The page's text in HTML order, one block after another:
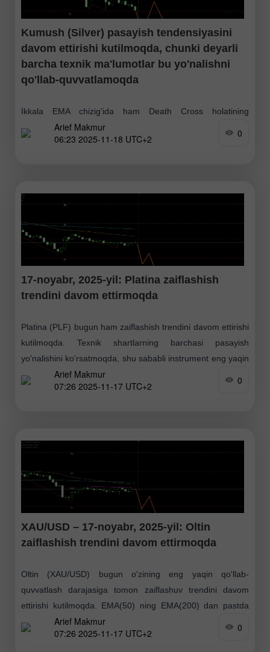
Kumush (Silver) pasayish tendensiyasini
davom ettirishi kutilmoqda, chunki deyarli
barcha texnik ma'lumotlar bu yo'nalishni
qo'llab-quvvatlamoqda
Ikkala EMA chizig'ida ham Death Cross holatining
mavjudligi va RSI'ning neytral-ayiq zonada bo'lishi
kumushdagi zaiflikning davom etish ehtimolini yuqori qiladi.
Arief Makmur
06:23 2025-11-18 UTC+2
0
17-noyabr, 2025-yil: Platina zaiflashish
trendini davom ettirmoqda
Platina (PLF) bugun ham zaiflashish trendini davom ettirishi
kutilmoqda. Texnik shartlarning barchasi pasayish
yo'nalishini ko'rsatmoqda, shu sababli instrument eng yaqin
qo'llab-quvvatlash darajasini test qilish ehtimoliga ega.
Qarshilik 2: 1655.7 Qarshilik
Arief Makmur
07:26 2025-11-17 UTC+2
0
XAU/USD – 17-noyabr, 2025-yil: Oltin
zaiflashish trendini davom ettirmoqda
Oltin (XAU/USD) bugun o'zining eng yaqin qo'llab-
quvvatlash darajasiga tomon zaiflashuv trendini davom
ettirishi kutilmoqda. EMA(50) ning EMA(200) dan pastda
joylashishi natijasida hosil bo'lgan "Death Cross" va RSI(14)
ning neytral–ayiq (Neutral–Bearish)
Arief Makmur
07:26 2025-11-17 UTC+2
0